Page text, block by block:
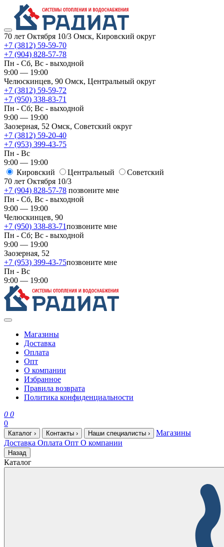
70 лет Октября 10/3 Омск, Кировский округ
+7 (3812) 59-59-70
+7 (904) 828-57-78
Пн - Сб, Вс - выходной
9:00 — 19:00
Челюскинцев, 90 Омск, ​Центральный округ
+7 (3812) 59-59-72
+7 (950) 338-83-71
Пн - Сб; Вс - выходной
9:00 — 19:00
Заозерная, 52 Омск, ​Советский округ
+7 (3812) 59-20-40
+7 (953) 399-43-75
Пн - Вс
9:00 — 19:00
Кировский
​Центральный
​Советский
70 лет Октября 10/3
+7 (904) 828-57-78 позвоните мне
Пн - Сб, Вс - выходной
9:00 — 19:00
Челюскинцев, 90
+7 (950) 338-83-71позвоните мне
Пн - Сб; Вс - выходной
9:00 — 19:00
Заозерная, 52
+7 (953) 399-43-75позвоните мне
Пн - Вс
9:00 — 19:00
Магазины
Доставка
Оплата
Опт
О компании
Избранное
Правила возврата
Политика конфиденциальности
0 0
0
Каталог › Контакты › Наши специалисты ›
Магазины
Доставка Оплата Опт О компании
Назад
Каталог